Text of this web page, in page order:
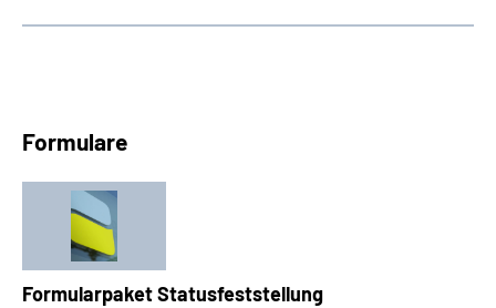
Formulare
Formularpaket Statusfeststellung